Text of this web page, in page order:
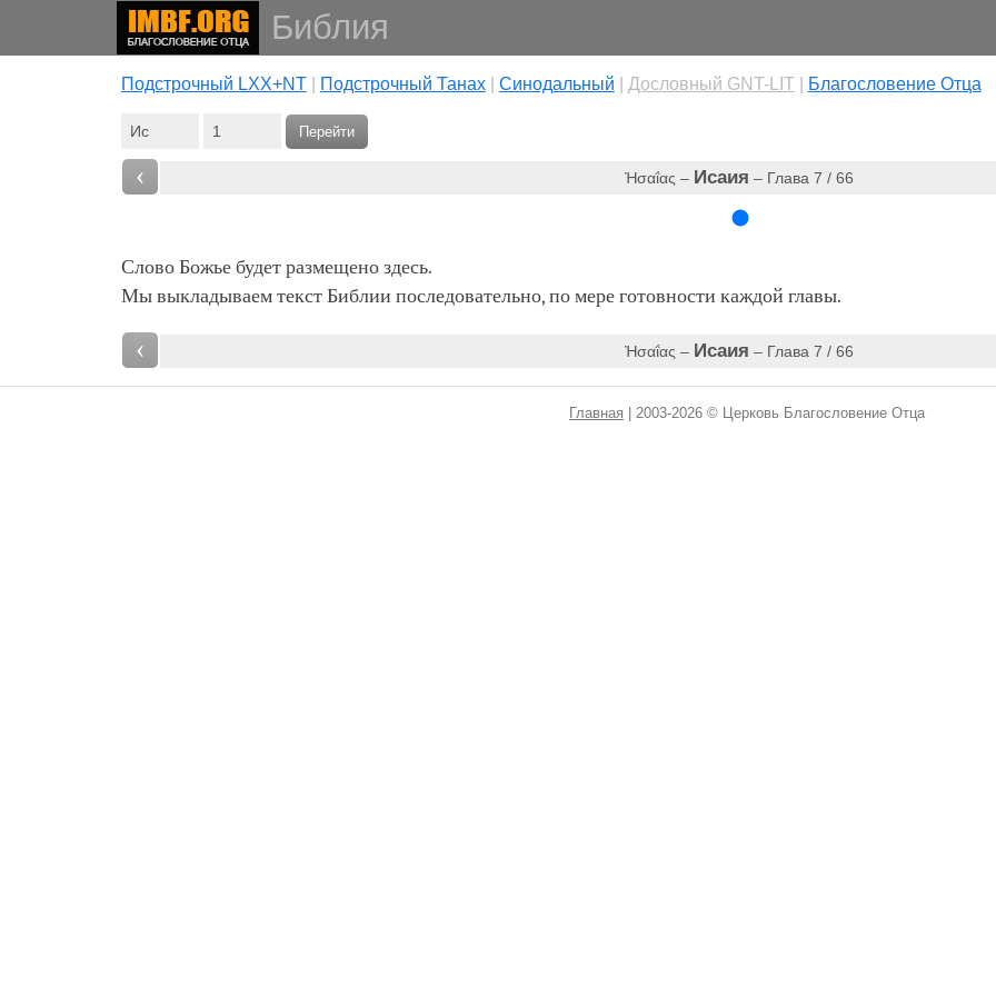
Библия
Подстрочный LXX+NT| Подстрочный Танах| Cинодальный Дословный GNT-LIT| Благословение Отца
Перейти
‹ Ἠσαΐας – Исаия – Глава 7 / 66
Слово Божье будет размещено здесь.
Мы выкладываем текст Библии последовательно, по мере готовности каждой главы.
‹ Ἠσαΐας – Исаия – Глава 7 / 66
Главная | 2003-2026 © Церковь Благословение Отца